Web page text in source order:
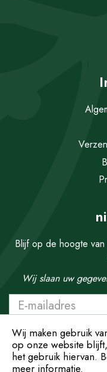
Blijf op de hoogte
Wij slaan uw
Wij maken gebruik
op onze website
het gebruik hiervan.
meer informatie.